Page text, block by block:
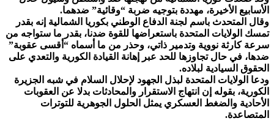
الأسابيع الأخيرة، مهددة بتوجيه ضربة “وقائية” ضدهما.
وقال المتحدث باسم لجنة الدفاع الوطني بكوريا الشمالية إنه بقدر
تمسك الولايات المتحدة باستعراضها للقوة ضدنا، بقدر ما ستواجه من
سرعة كارثة نووية وتدمير ذاتي، وحذر من ما أسماه “أقسى عقوبة”
ضدها، في حال تجاوزها للحد عبر إهانة القيادة الكورية والتعدي على
الحقوق السيادية لبلاده.
ودعا الولايات المتحدة لبذل الجهود لإحلال السلام في شبه الجزيرة
الكورية، بقوله إن انتهاج الاستقرار والمحادثات بدلا عن العقوبات
الأحادية والضغط العسكري يمثل الحلول الجوهرية للتوترات
المتصاعدة.